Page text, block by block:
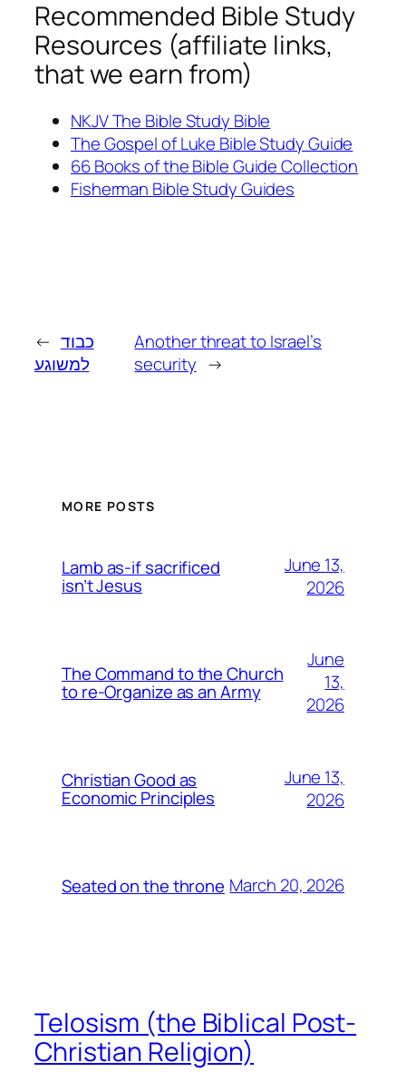
Recommended Bible Study
Resources (affiliate links,
that we earn from)
NKJV The Bible Study Bible
The Gospel of Luke Bible Study Guide
66 Books of the Bible Guide Collection
Fisherman Bible Study Guides
← כבוד
למשוגע
Another threat to Israel’s
security →
MORE POSTS
Lamb as-if sacrificed
isn’t Jesus
June 13,
2026
The Command to the Church
to re-Organize as an Army
June
13,
2026
Christian Good as
Economic Principles
June 13,
2026
Seated on the throne March 20, 2026
Telosism (the Biblical Post-
Christian Religion)